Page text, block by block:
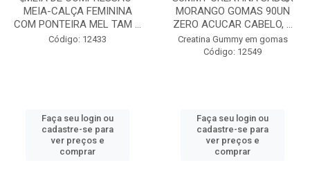
MEIA-CALÇA FEMININA
COM PONTEIRA MEL TAM ...
Código: 12433
Faça seu login ou
cadastre-se para
ver preços e
comprar
MORANGO GOMAS 90UN
ZERO ACUCAR CABELO, ...
Creatina Gummy em gomas
Código: 12549
Faça seu login ou
cadastre-se para
ver preços e
comprar